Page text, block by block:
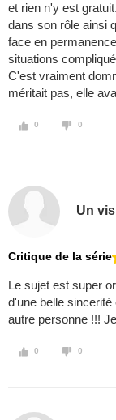
et rien n'y est
dans son rôle ainsi
face en
situations
C'est vraiment
méritait pas, elle
0 0
Un
Critique de la série
Le sujet est super
d'une belle
autre personne !!!
0 0